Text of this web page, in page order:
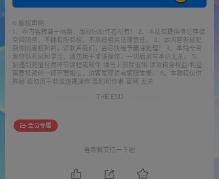
© 版权声明
1、本内容转载于网络，版权归原作者所有！ 2、本站仅提供信息存储
空间服务，不拥有所有权，不承担相关法律责任。 3、本内容若侵犯
到你的版权利益，请联系我们，会尽快给予删除处理！ 4、本站全资
源仅供测试和学习，请勿用于非法操作，一切后果与本站无关。 5、
如遇到充值付费环节课程或软件 请马上删除退出 涉及自身权益/利益
需要投资的一律不要相信，访客发现请向客服举报。 6、本教程仅供
揭秘 请勿用于非法违规操作 否则和作者 官网 无关
THE END
会员专属
喜欢就支持一下吧